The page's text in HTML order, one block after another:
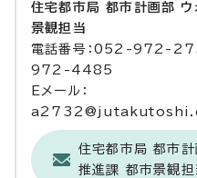
住宅都市局 都市計画部 ウ
景観担当
電話番号：052-972-
972-4485
Eメール：
住宅都市局 都市計
推進課 都市景観